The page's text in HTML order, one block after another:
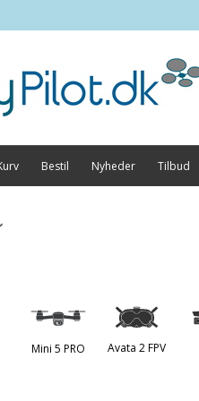
Bestil Nyheder Tilbud
Mini 5 PRO Avata 2 FPV